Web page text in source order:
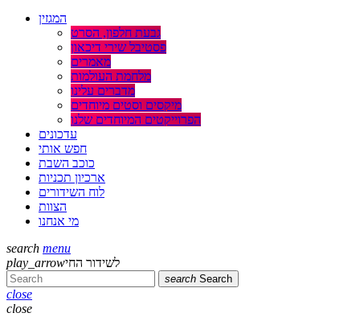
המגזין
גבעת חלפון, הסרט
פסטיבל שירי דיכאון
מאמרים
מלחמת העולמות
מדברים עלינו
מיקסים וסטים מיוחדים
הפרוייקטים המיוחדים שלנו
עדכונים
חפש אותי
כוכב השבת
ארכיון תכניות
לוח השידורים
הצוות
מי אנחנו
search menu
play_arrowלשידור החי
search Search
close
close